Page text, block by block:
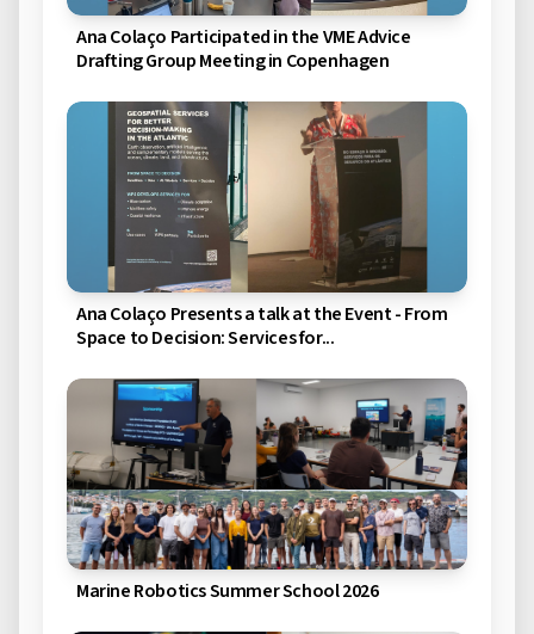
Ana Colaço Participated in the VME Advice
Drafting Group Meeting in Copenhagen
Ana Colaço Presents a talk at the Event - From
Space to Decision: Services for...
Marine Robotics Summer School 2026